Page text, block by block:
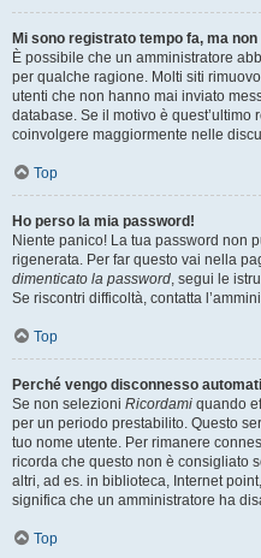
Mi sono registrato tempo fa, ma
È possibile che un amministratore
per qualche ragione. Molti siti
utenti che non hanno mai inviato
database. Se il motivo è quest’ultimo
coinvolgere maggiormente nelle
Top
Ho perso la mia password!
Niente panico! La tua password non
rigenerata. Per far questo vai nella
dimenticato la password, segui le
Se riscontri difficoltà, contatta
Top
Perché vengo disconnesso
Se non selezioni Ricordami quando
per un periodo prestabilito. Questo
tuo nome utente. Per rimanere
ricorda che questo non è consigliato
altri, ad es. in biblioteca, Internet
significa che un amministratore ha
Top